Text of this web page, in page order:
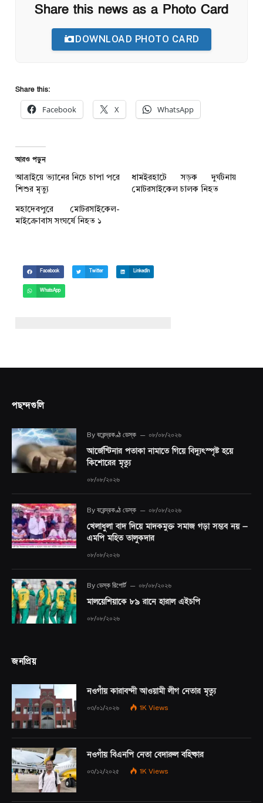
Share this news as a Photo Card
DOWNLOAD PHOTO CARD
Share this:
Facebook X WhatsApp
আরও পড়ুন
আত্রাইয়ে ভ্যানের নিচে চাপা পরে
শিশুর মৃত্যু
ধামইরহাটে সড়ক দুর্ঘটনায়
মোটরসাইকেল চালক নিহত
মহাদেবপুরে মোটরসাইকেল-
মাইক্রোবাস সংঘর্ষে নিহত ১
Facebook Twitter LinkedIn
WhatsApp
পছন্দগুলি
By বরেন্দ্রকণ্ঠ ডেস্ক ০৮/০৮/২০২৬
আর্জেন্টিনার পতাকা নামাতে গিয়ে বিদ্যুৎস্পৃষ্ট হয়ে
কিশোরের মৃত্যু
০৮/০৮/২০২৬
By বরেন্দ্রকণ্ঠ ডেস্ক ০৮/০৮/২০২৬
খেলাধুলা বাদ দিয়ে মাদকমুক্ত সমাজ গড়া সম্ভব নয় —
এমপি মহিত তালুকদার
০৮/০৮/২০২৬
By ডেস্ক রিপোর্ট ০৮/০৮/২০২৬
মালয়েশিয়াকে ৮৯ রানে হারাল এইচপি
০৮/০৮/২০২৬
জনপ্রিয়
নওগাঁয় কারাবন্দী আওয়ামী লীগ নেতার মৃত্যু
০৩/০১/২০২৬ 1K Views
নওগাঁয় বিএনপি নেতা বেদারুল বহিষ্কার
০৩/১২/২০২৫ 1K Views